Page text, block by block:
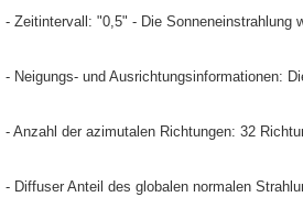
- Zeitintervall: "0,5" - Die Sonneneinstrahlung
- Neigungs- und Ausrichtungsinformationen:
- Anzahl der azimutalen Richtungen: 32
- Diffuser Anteil des globalen normalen